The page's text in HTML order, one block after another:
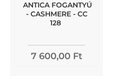
ANTICA FOGANTYÚ
- CASHMERE - CC
128
7 600,00 Ft